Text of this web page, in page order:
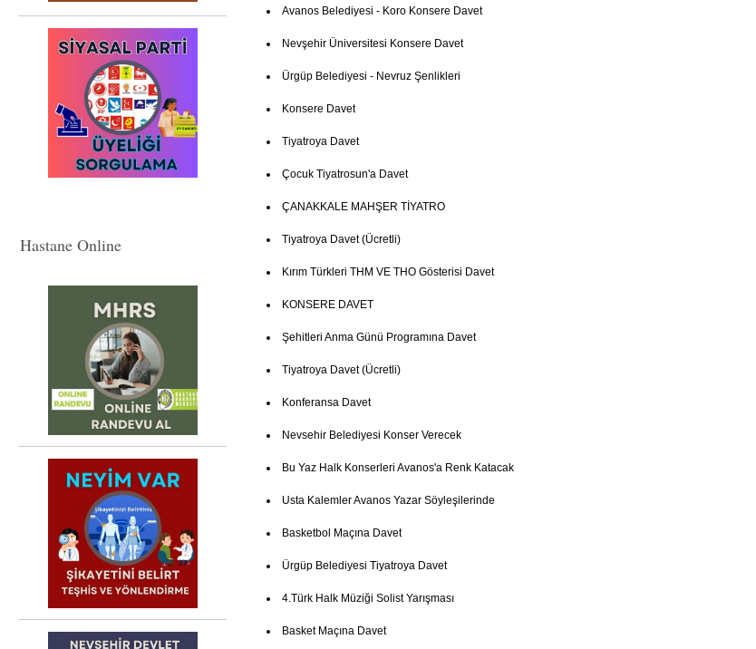
Hastane Online
Avanos Belediyesi - Koro Konsere Davet
Nevşehir Üniversitesi Konsere Davet
Ürgüp Belediyesi - Nevruz Şenlikleri
Konsere Davet
Tiyatroya Davet
Çocuk Tiyatrosun'a Davet
ÇANAKKALE MAHŞER TİYATRO
Tiyatroya Davet (Ücretli)
Kırım Türkleri THM VE THO Gösterisi Davet
KONSERE DAVET
Şehitleri Anma Günü Programına Davet
Tiyatroya Davet (Ücretli)
Konferansa Davet
Nevsehir Belediyesi Konser Verecek
Bu Yaz Halk Konserleri Avanos'a Renk Katacak
Usta Kalemler Avanos Yazar Söyleşilerinde
Basketbol Maçına Davet
Ürgüp Belediyesi Tiyatroya Davet
4.Türk Halk Müziği Solist Yarışması
Basket Maçına Davet